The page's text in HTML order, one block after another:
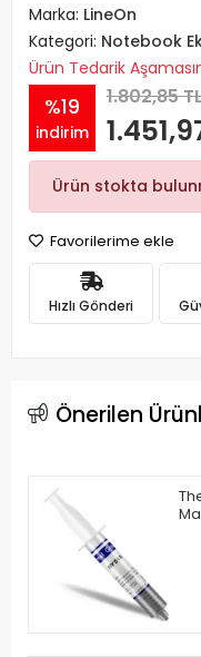
Marka: LineOn
Kategori: Notebook
Ürün Tedarik
%19
indirim
1.802,85
Ürün stokta
Favorilerime ekle
Hızlı Gönderi
Önerilen